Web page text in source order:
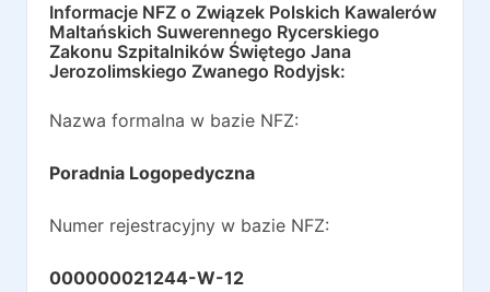
Informacje NFZ o Związek Polskich Kawalerów
Maltańskich Suwerennego Rycerskiego
Zakonu Szpitalników Świętego Jana
Jerozolimskiego Zwanego Rodyjsk:
Nazwa formalna w bazie NFZ:
Poradnia Logopedyczna
Numer rejestracyjny w bazie NFZ:
000000021244-W-12